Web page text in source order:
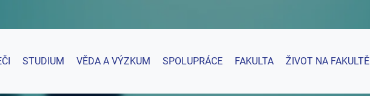
STUDIUM VĚDA A VÝZKUM SPOLUPRÁCE FAKULTA ŽIVOT NA FAKULTĚ